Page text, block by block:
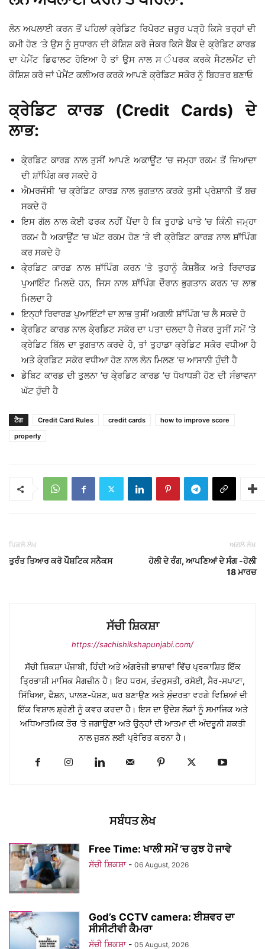
ਲੋਨ ਅਪਲਾਈ ਕਰਨ ਤੋਂ ਪਹਿਲਾਂ ਕ੍ਰੇਡਿਟ ਰਿਪੋਰਟ ਜ਼ਰੂਰ ਪੜ੍ਹੋ ਕਿਸੇ ਤਰ੍ਹਾਂ ਦੀ
ਕਮੀ ਹੋਣ ’ਤੇ ਉਸ ਨੂੰ ਸੁਧਾਰਨ ਦੀ ਕੋਸ਼ਿਸ਼ ਕਰੋ ਜੇਕਰ ਕਿਸੇ ਬੈਂਕ ਦੇ ਕ੍ਰੇਡਿਟ ਕਾਰਡ
ਦਾ ਪੇਮੈਂਟ ਡਿਫਾਲਟ ਹੋਇਆ ਹੈ ਤਾਂ ਉਸ ਨਾਲ ਸ ੰਪਰਕ ਕਰਕੇ ਸੈਟਲਮੈਂਟ ਦੀ
ਕੋਸ਼ਿਸ਼ ਕਰੋ ਜਾਂ ਪੇਮੈਂਟ ਕਲੀਅਰ ਕਰਕੇ ਆਪਣੇ ਕ੍ਰੇਡਿਟ ਸਕੋਰ ਨੂੰ ਬਿਹਤਰ ਬਣਾਓ
ਕ੍ਰੇਡਿਟ ਕਾਰਡ (Credit Cards) ਦੇ
ਲਾਭ:
ਕੇ੍ਰਡਿਟ ਕਾਰਡ ਨਾਲ ਤੁਸੀਂ ਆਪਣੇ ਅਕਾਊਂਟ ’ਚ ਜਮ੍ਹਾ ਰਕਮ ਤੋਂ ਜ਼ਿਆਦਾ
ਦੀ ਸ਼ਾੱਪਿੰਗ ਕਰ ਸਕਦੇ ਹੋ
ਐਮਰਜੰਸੀ ’ਚ ਕ੍ਰੇਡਿਟ ਕਾਰਡ ਨਾਲ ਭੁਗਤਾਨ ਕਰਕੇ ਤੁਸੀ ਪ੍ਰੇਸ਼ਾਨੀ ਤੋਂ ਬਚ
ਸਕਦੇ ਹੋ
ਇਸ ਗੱਲ ਨਾਲ ਕੋਈ ਫਰਕ ਨਹੀਂ ਪੈਂਦਾ ਹੈ ਕਿ ਤੁਹਾਡੇ ਖਾਤੇ ’ਚ ਕਿੰਨੀ ਜਮ੍ਹਾ
ਰਕਮ ਹੈ ਅਕਾਊਂਟ ’ਚ ਘੱਟ ਰਕਮ ਹੋਣ ’ਤੇ ਵੀ ਕ੍ਰੇਡਿਟ ਕਾਰਡ ਨਾਲ ਸ਼ਾੱਪਿੰਗ
ਕਰ ਸਕਦੇ ਹੋ
ਕੇ੍ਰਡਿਟ ਕਾਰਡ ਨਾਲ ਸ਼ਾੱਪਿੰਗ ਕਰਨ ’ਤੇ ਤੁਹਾਨੂੰ ਕੈਸ਼ਬੈੱਕ ਅਤੇ ਰਿਵਾਰਡ
ਪੁਆਇੰਟ ਮਿਲਦੇ ਹਨ, ਜਿਸ ਨਾਲ ਸ਼ਾੱਪਿੰਗ ਦੌਰਾਨ ਭੁਗਤਾਨ ਕਰਨ ’ਚ ਲਾਭ
ਮਿਲਦਾ ਹੈ
ਇਨ੍ਹਾਂ ਰਿਵਾਰਡ ਪੁਆਇੰਟਾਂ ਦਾ ਲਾਭ ਤੁਸੀਂ ਅਗਲੀ ਸ਼ਾੱਪਿੰਗ ’ਚ ਲੈ ਸਕਦੇ ਹੋ
ਕੇ੍ਰਡਿਟ ਕਾਰਡ ਨਾਲ ਕੇ੍ਰਡਿਟ ਸਕੋਰ ਦਾ ਪਤਾ ਚਲਦਾ ਹੈ ਜੇਕਰ ਤੁਸੀਂ ਸਮੇਂ ’ਤੇ
ਕ੍ਰੇਡਿਟ ਬਿੱਲ ਦਾ ਭੁਗਤਾਨ ਕਰਦੇ ਹੋ, ਤਾਂ ਤੁਹਾਡਾ ਕ੍ਰੇਡਿਟ ਸਕੋਰ ਵਧੀਆ ਹੈ
ਅਤੇ ਕੇ੍ਰਡਿਟ ਸਕੋਰ ਵਧੀਆ ਹੋਣ ਨਾਲ ਲੋਨ ਮਿਲਣ ’ਚ ਆਸਾਨੀ ਹੁੰਦੀ ਹੈ
ਡੇਬਿਟ ਕਾਰਡ ਦੀ ਤੁਲਨਾ ’ਚ ਕੇ੍ਰਡਿਟ ਕਾਰਡ ’ਚ ਧੋਖਾਧੜੀ ਹੋਣ ਦੀ ਸੰਭਾਵਨਾ
ਘੱਟ ਹੁੰਦੀ ਹੈ
ਟੈਗ Credit Card Rules credit cards
how to improve score
properly
ਪਿਛਲੇ ਲੇਖ
ਤੁਰੰਤ ਤਿਆਰ ਕਰੋ ਪੌਸ਼ਟਿਕ ਸਨੈਕਸ
ਅਗਲੇ ਲੇਖ
ਹੋਲੀ ਦੇ ਰੰਗ, ਆਪਣਿਆਂ ਦੇ ਸੰਗ -ਹੋਲੀ
18 ਮਾਰਚ
ਸੱਚੀ ਸ਼ਿਕਸ਼ਾ
https://sachishikshapunjabi.com/
ਸੱਚੀ ਸ਼ਿਕਸ਼ਾ ਪੰਜਾਬੀ, ਹਿੰਦੀ ਅਤੇ ਅੰਗਰੇਜ਼ੀ ਭਾਸ਼ਾਵਾਂ ਵਿੱਚ ਪ੍ਰਕਾਸ਼ਿਤ ਇੱਕ
ਤ੍ਰਿਭਾਸ਼ੀ ਮਾਸਿਕ ਮੈਗਜ਼ੀਨ ਹੈ। ਇਹ ਧਰਮ, ਤੰਦਰੁਸਤੀ, ਰਸੋਈ, ਸੈਰ-ਸਪਾਟਾ,
ਸਿੱਖਿਆ, ਫੈਸ਼ਨ, ਪਾਲਣ-ਪੋਸ਼ਣ, ਘਰ ਬਣਾਉਣ ਅਤੇ ਸੁੰਦਰਤਾ ਵਰਗੇ ਵਿਸ਼ਿਆਂ ਦੀ
ਇੱਕ ਵਿਸ਼ਾਲ ਸ਼੍ਰੇਣੀ ਨੂੰ ਕਵਰ ਕਰਦਾ ਹੈ। ਇਸ ਦਾ ਉਦੇਸ਼ ਲੋਕਾਂ ਨੂੰ ਸਮਾਜਿਕ ਅਤੇ
ਅਧਿਆਤਮਿਕ ਤੌਰ 'ਤੇ ਜਗਾਉਣਾ ਅਤੇ ਉਨ੍ਹਾਂ ਦੀ ਆਤਮਾ ਦੀ ਅੰਦਰੂਨੀ ਸ਼ਕਤੀ
ਨਾਲ ਜੁੜਨ ਲਈ ਪ੍ਰੇਰਿਤ ਕਰਨਾ ਹੈ।
ਸਬੰਧਤ ਲੇਖ
Free Time: ਖਾਲੀ ਸਮੇਂ ’ਚ ਕੁਝ ਹੋ ਜਾਵੇ
ਸੱਚੀ ਸ਼ਿਕਸ਼ਾ - 06 August, 2026
God’s CCTV camera: ਈਸ਼ਵਰ ਦਾ
ਸੀਸੀਟੀਵੀ ਕੈਮਰਾ
ਸੱਚੀ ਸ਼ਿਕਸ਼ਾ - 05 August, 2026